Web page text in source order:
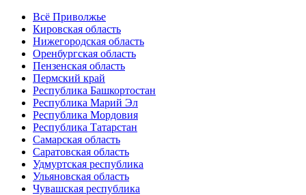
Всё Приволжье
Кировская область
Нижегородская область
Оренбургская область
Пензенская область
Пермский край
Республика Башкортостан
Республика Марий Эл
Республика Мордовия
Республика Татарстан
Самарская область
Саратовская область
Удмуртская республика
Ульяновская область
Чувашская республика